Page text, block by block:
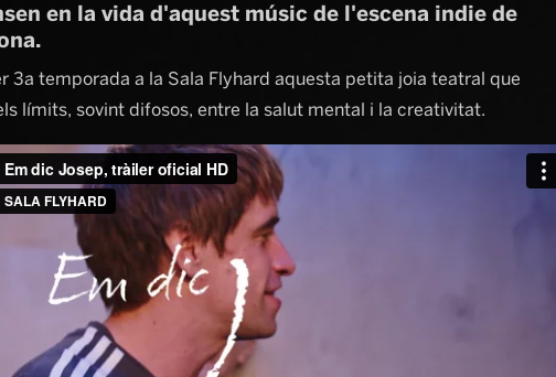
en la vida d'aquest músic de l'escena indie de
3a temporada a la Sala Flyhard aquesta petita joia teatral que
límits, sovint difosos, entre la salut mental i la creativitat.